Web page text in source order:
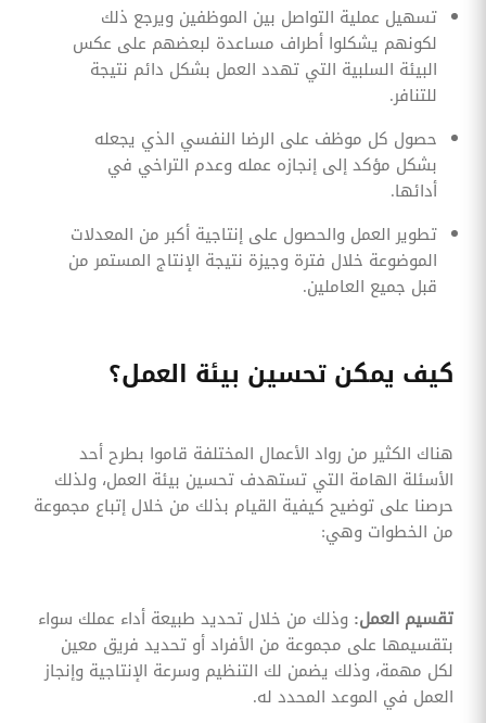
تسهيل عملية التواصل بين الموظفين ويرجع ذلك
لكونهم يشكلوا أطراف مساعدة لبعضهم على عكس
البيئة السلبية التي تهدد العمل بشكل دائم نتيجة
للتنافر.
حصول كل موظف على الرضا النفسي الذي يجعله
بشكل مؤكد إلى إنجازه عمله وعدم التراخي في
أدائها.
تطوير العمل والحصول على إنتاجية أكبر من المعدلات
الموضوعة خلال فترة وجيزة نتيجة الإنتاج المستمر من
قبل جميع العاملين.
كيف يمكن تحسين بيئة العمل؟
هناك الكثير من رواد الأعمال المختلفة قاموا بطرح أحد
الأسئلة الهامة التي تستهدف تحسين بيئة العمل، ولذلك
حرصنا على توضيح كيفية القيام بذلك من خلال إتباع مجموعة
من الخطوات وهي:
تقسيم العمل: وذلك من خلال تحديد طبيعة أداء عملك سواء
بتقسيمها على مجموعة من الأفراد أو تحديد فريق معين
لكل مهمة، وذلك يضمن لك التنظيم وسرعة الإنتاجية وإنجاز
العمل في الموعد المحدد له.